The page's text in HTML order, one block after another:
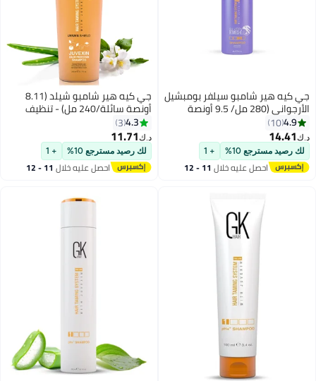
هير شامبو سيلفر بومبشيل
الأرجواني (280 مل/ 9.5 أونصة
لحماية لون الشعر الأشقر
اللون البرتقالي النحاسي مع
الطبيعية
10
مسترجع 10% + 1
احصل عليه خلال 11 - 12
جي كيه هير شامبو شيلد (8.11
أونصة سائلة/240 مل) - تنظيف
عميق وترطيب وحماية من الحرارة
للشعر المعالج بالألوان والجاف
والمجعد والمجعد - خالي من
الكبريتات
4.3
3
11.71
لك رصيد مسترجع 10% + 1
احصل عليه خلال 11 - 12